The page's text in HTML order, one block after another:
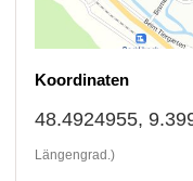
Koordinaten
48.4924955,
Längengrad.)